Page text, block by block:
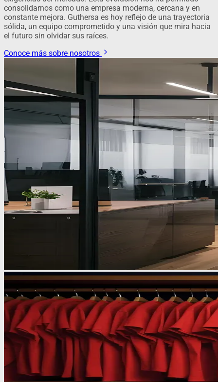
consolidarnos como una empresa moderna, cercana y en
constante mejora. Guthersa es hoy reflejo de una trayectoria
sólida, un equipo comprometido y una visión que mira hacia
el futuro sin olvidar sus raíces.
Conoce más sobre nosotros